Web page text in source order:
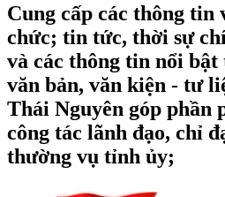
Cung cấp các thông tin
chức; tin tức, thời sự
và các thông tin nổi
văn bản, văn kiện - tư
Thái Nguyên góp phần
công tác lãnh đạo, chỉ
thường vụ tỉnh ủy;